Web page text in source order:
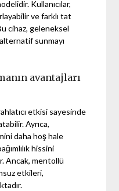
Kullanıcılar,
ve farklı tat
cihaz, geleneksel
sunmayı
avantajları
etkisi sayesinde
Ayrıca,
daha hoş hale
hissini
Ancak, mentollü
etkileri,